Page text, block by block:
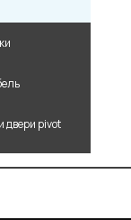
двери pivot